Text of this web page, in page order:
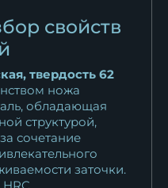
D2 рукоять
свойств
твердость 62
ножа
обладающая
структурой,
сочетание
заточки.